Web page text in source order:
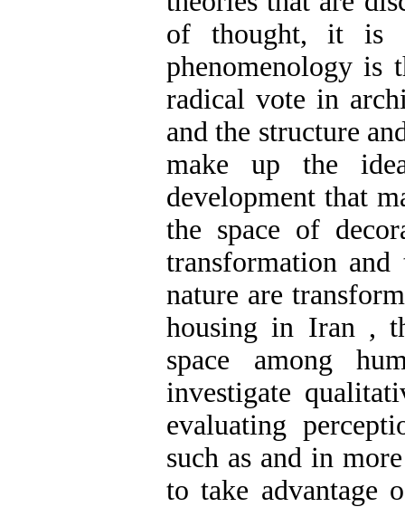
of thought, it is
phenomenology is
radical vote in
and the structure
make up the
development that
the space of
transformation
nature are
housing in Iran ,
space among
investigate
evaluating
such as and in
to take advantage